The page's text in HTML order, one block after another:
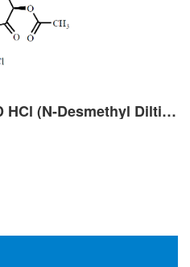
Diltiazem EP Impurity D HCl (N-Desmethyl Diltiazem HCl)